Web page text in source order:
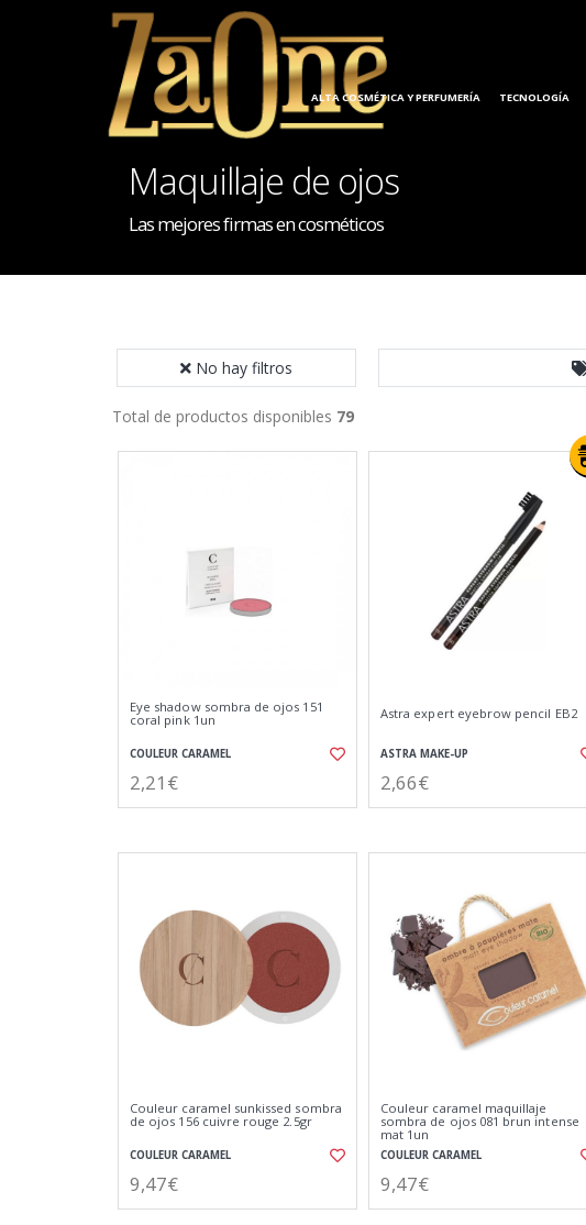
ALTA COSMÉTICA Y PERFUMERÍA TECNOLOGÍA
Maquillaje de ojos
Las mejores firmas en cosméticos
No hay filtros
Total de productos disponibles 79
Eye shadow sombra de ojos 151
coral pink 1un
COULEUR CARAMEL
2,21€
Astra expert eyebrow pencil EB2
ASTRA MAKE-UP
2,66€
Couleur caramel sunkissed sombra
de ojos 156 cuivre rouge 2.5gr
COULEUR CARAMEL
9,47€
Couleur caramel maquillaje
sombra de ojos 081 brun intense
mat 1un
COULEUR CARAMEL
9,47€